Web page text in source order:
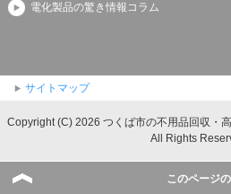
電化製品の驚き情報コラム
サイトマップ
Copyright (C) 2026 つくば市の不用品回収・
All Rights
このページ